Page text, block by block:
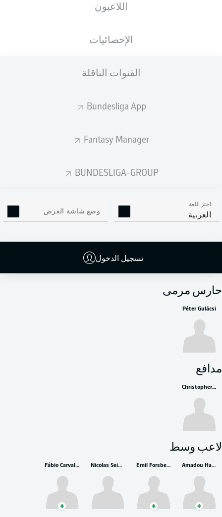
اللاعبون
الإحصائيات
القنوات الناقلة
Bundesliga App
Fantasy Manager
BUNDESLIGA-GROUP
اختر اللغة
العربية وضع شاشة العرض
تسجيل الدخول
Janis Blaswich
Xaver Schlager
Kevin Kampl
حارس مرمى
Péter Gulácsi
مدافع
Christopher Lenz
لاعب وسط
Amadou Haidara
Emil Forsberg
Nicolas Seiwald
Fábio Carvalho